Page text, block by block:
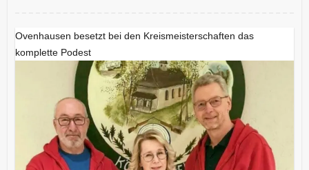
Ovenhausen besetzt bei den Kreismeisterschaften das
komplette Podest